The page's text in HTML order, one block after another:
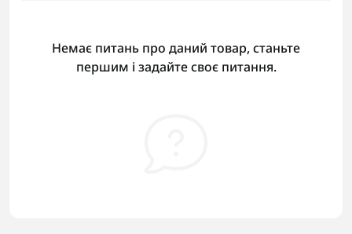
Немає питань про даний товар, станьте
першим і задайте своє питання.